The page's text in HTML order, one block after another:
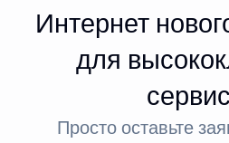
Интернет
для
Просто оставьте